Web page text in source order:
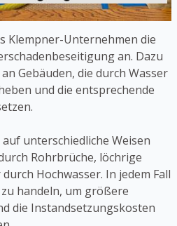
Klempner-Unternehmen die
an. Dazu
Gebäuden, die durch Wasser
und die entsprechende
unterschiedliche Weisen
Rohrbrüche, löchrige
Hochwasser. In jedem Fall
handeln, um größere
die Instandsetzungskosten